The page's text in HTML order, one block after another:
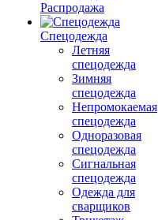
Распродажа
Спецодежда
Летняя
спецодежда
Зимняя
спецодежда
Непромокаемая
спецодежда
Одноразовая
спецодежда
Сигнальная
спецодежда
Одежда для
сварщиков